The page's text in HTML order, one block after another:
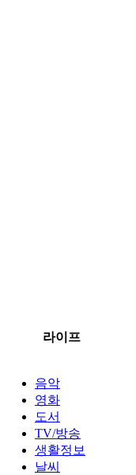
라이프
음악
영화
도서
TV/방송
생활정보
날씨